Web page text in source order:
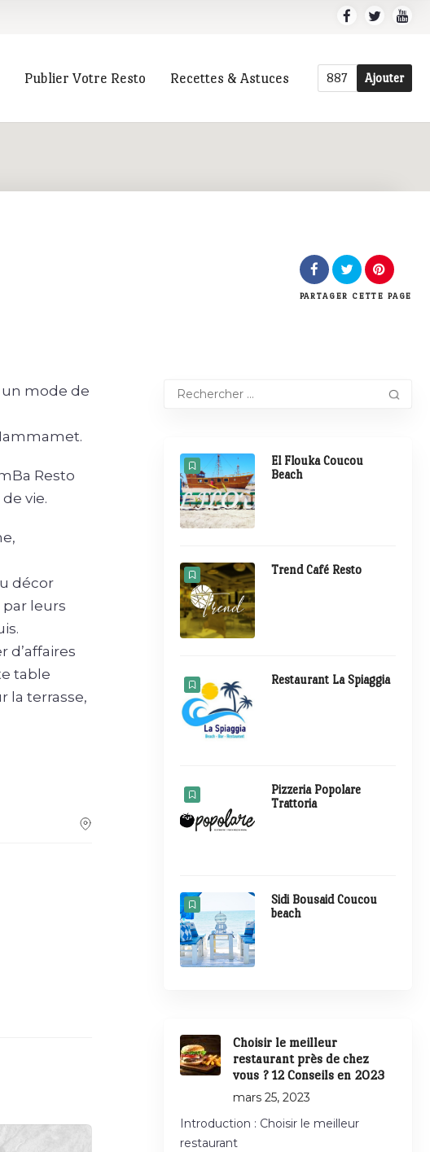
Publier Votre Resto Recettes & Astuces 887 Ajouter
PARTAGER CETTE PAGE
un mode de
Resto
vie.
décor
leurs
d’affaires
table
la terrasse,
El Flouka Coucou
Beach
Trend Café Resto
Restaurant La Spiaggia
Pizzeria Popolare
Trattoria
Sidi Bousaid Coucou
beach
Choisir le meilleur
restaurant près de chez
vous ? 12 Conseils en 2023
mars 25, 2023
Introduction : Choisir le meilleur
restaurant